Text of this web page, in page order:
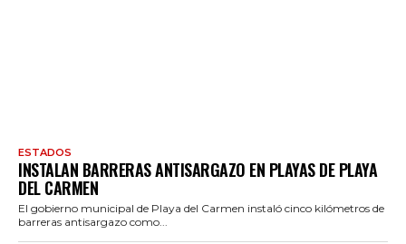
ESTADOS
INSTALAN BARRERAS ANTISARGAZO EN PLAYAS DE PLAYA
DEL CARMEN
El gobierno municipal de Playa del Carmen instaló cinco kilómetros de
barreras antisargazo como...